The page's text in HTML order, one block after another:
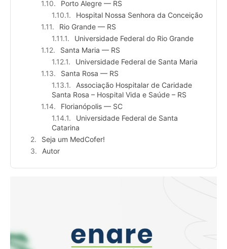
Porto Alegre — RS
Hospital Nossa Senhora da Conceição
Rio Grande — RS
Universidade Federal do Rio Grande
Santa Maria — RS
Universidade Federal de Santa Maria
Santa Rosa — RS
Associação Hospitalar de Caridade
Santa Rosa – Hospital Vida e Saúde – RS
Florianópolis — SC
Universidade Federal de Santa
Catarina
Seja um MedCofer!
Autor